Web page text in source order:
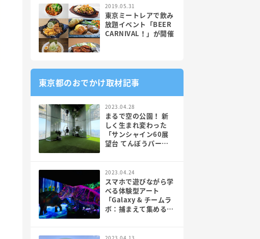
2019.05.31
東京ミートレアで飲み
放題イベント「BEER
CARNIVAL！」が開催
東京都のおでかけ取材記事
2023.04.28
まるで空の公園！ 新
しく生まれ変わった
「サンシャイン60展
望台 てんぼうパー
2023.04.24
スマホで遊びながら学
べる体験型アート
「Galaxy & チームラ
ボ：捕まえて集める恐